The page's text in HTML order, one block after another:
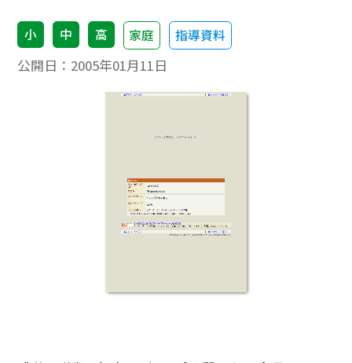
小 中 高 家庭 指導資料
公開日： 2005年01月11日